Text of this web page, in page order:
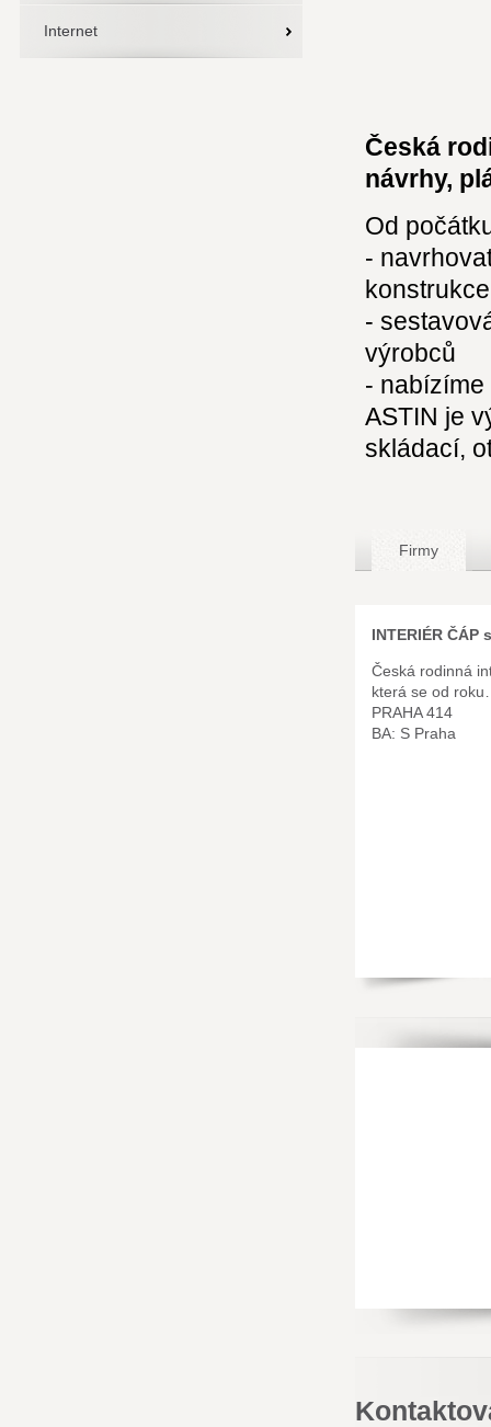
Internet
Česká
návrhy,
Od
-
konstrukce
-
výrobců
- nabízíme
ASTIN je
skládací,
Firmy
INTERIÉR ČÁP
Česká rodinná
která se od
PRAHA 414
BA: S Praha